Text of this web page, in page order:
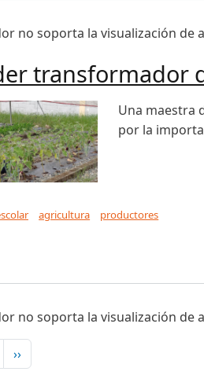
no soporta la visualización de
transformador
Una maestra
por la
agricultura productores
no soporta la visualización de
Siguiente página
››